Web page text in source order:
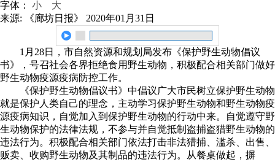
字体： 小
大
来源: 《廊坊日报》
2020年01月31日
1月28日，市自然资源和规划局发布《保护野生动物倡议
书》，号召社会各界拒绝食用野生动物，积极配合相关部门做好
野生动物疫源疫病防控工作。
《保护野生动物倡议书》中倡议广大市民树立保护野生动物
就是保护人类自己的理念，主动学习保护野生动物和野生动物疫
源疫病知识，自觉加入到保护野生动物的行动中来。自觉遵守野
生动物保护的法律法规，不参与并自觉抵制盗捕盗猎野生动物的
违法行为。积极配合相关部门依法打击非法猎捕、滥杀、出售、
贩卖、收购野生动物及其制品的违法行为。从餐桌做起，摒